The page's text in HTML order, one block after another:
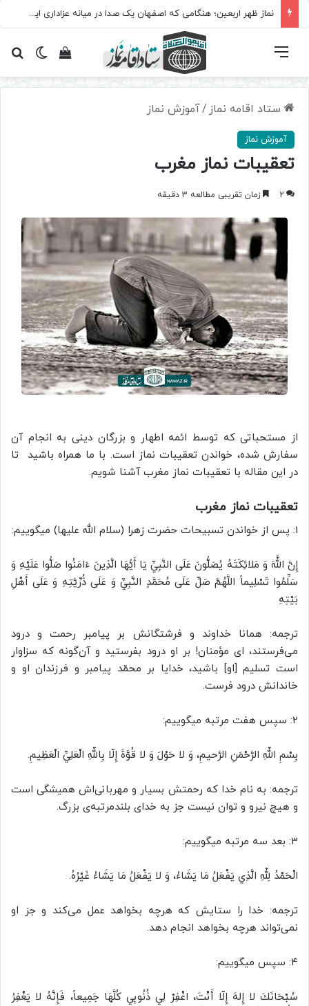
نماز ظهر اربعین؛ هنگامی که اصفهان یک صدا در میانه عزاداری ایستاد
تغییرمشاهده فهرست
ستاد اقامه نماز /آموزش نماز
آموزش نماز
تعقیبات نماز مغرب
2 زمان تقریبی مطالعه 3 دقیقه
از مستحباتی که توسط ائمه اطهار و بزرگان دینی به انجام آن
سفارش شده، خواندن تعقیبات نماز است. با ما همراه باشید تا
در این مقاله با تعقیبات نماز مغرب آشنا شویم.
تعقیبات نماز مغرب
1: پس از خواندن تسبیحات حضرت زهرا (سلام الله علیها) میگوییم:
إِنَّ اللَّهَ وَ مَلائِكَتَهُ يُصَلُّونَ عَلَى النَّبِيِّ يَا أَيُّهَا الَّذِينَ ءَامَنُوا صَلُّوا عَلَيْهِ وَ
سَلِّمُوا تَسْلِيماً اللَّهُمَّ صَلِّ عَلَى مُحَمَّدٍ النَّبِيِّ وَ عَلَى ذُرِّيَّتِهِ وَ عَلَى أَهْلِ
بَيْتِهِ
ترجمه: همانا خداوند و فرشتگانش بر پیامبر رحمت و درود
می‌فرستند، ای مؤمنان! بر او درود بفرستید و آن‌گونه که سزاوار
است تسلیم [او] باشید‌، خدایا بر محمّد پیامبر و فرزندان او و
خاندانش درود فرست.
2: سپس هفت مرتبه میگوییم:
بِسْمِ اللّهِ الرَّحْمَنِ الرَّحيمِ، وَ لا حَوْلَ وَ لا قُوَّةَ إِلّا بِاللّهِ الْعَلِيِّ الْعَظِيمِ.
ترجمه: به نام خدا که رحمتش بسیار و مهربانی‌اش همیشگی است
و هیچ نیرو و توان نیست جز به خدای بلندمرتبه‌ی بزرگ.
3: بعد سه مرتبه میگوییم:
الْحَمْدُ لِلّهِ الَّذِي يَفْعَلُ مَا يَشَاءُ، وَ لا يَفْعَلُ مَا يَشَاءُ غَيْرُهُ.
ترجمه: خدا را ستایش که هرچه بخواهد عمل می‌کند و جز او
نمی‌تواند هرچه بخواهد انجام دهد.
4: سپس میگوییم:
سُبْحَانَكَ لا إِلهَ إِلّا أَنْتَ، اغْفِرْ لِي ذُنُوبِي كُلَّهَا جَمِيعاً، فَإِنَّهُ لا يَغْفِرُ